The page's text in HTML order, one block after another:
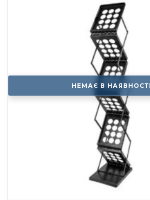
НЕМАЄ В НАЯВНОСТІ